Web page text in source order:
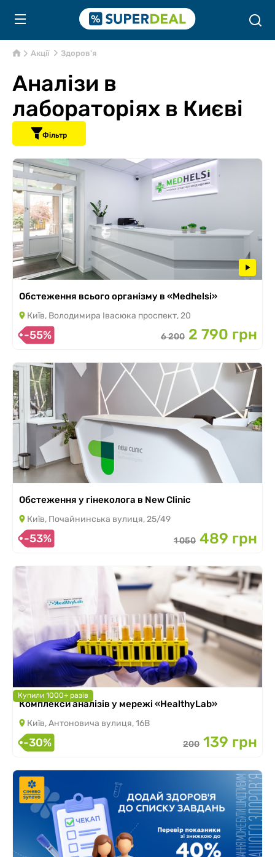
Акції Здоров'я
Аналізи в
лабораторіях в Києві
Фільтр
Обстеження всього організму в «Medhelsi»
Київ, Володимира Івасюка проспект, 20
-55% 6 200 2 790 грн
Обстеження у гінеколога в New Clinic
Київ, Почайнинська вулиця, 25/49
-53% 1 050 489 грн
Купили 1000+ разів
Комплекси аналізів у мережі «HealthyLab»
Київ, Антоновича вулиця, 16В
-30% 200 139 грн